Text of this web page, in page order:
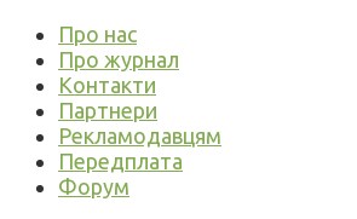
Про нас
Про журнал
Контакти
Партнери
Рекламодавцям
Передплата
Форум